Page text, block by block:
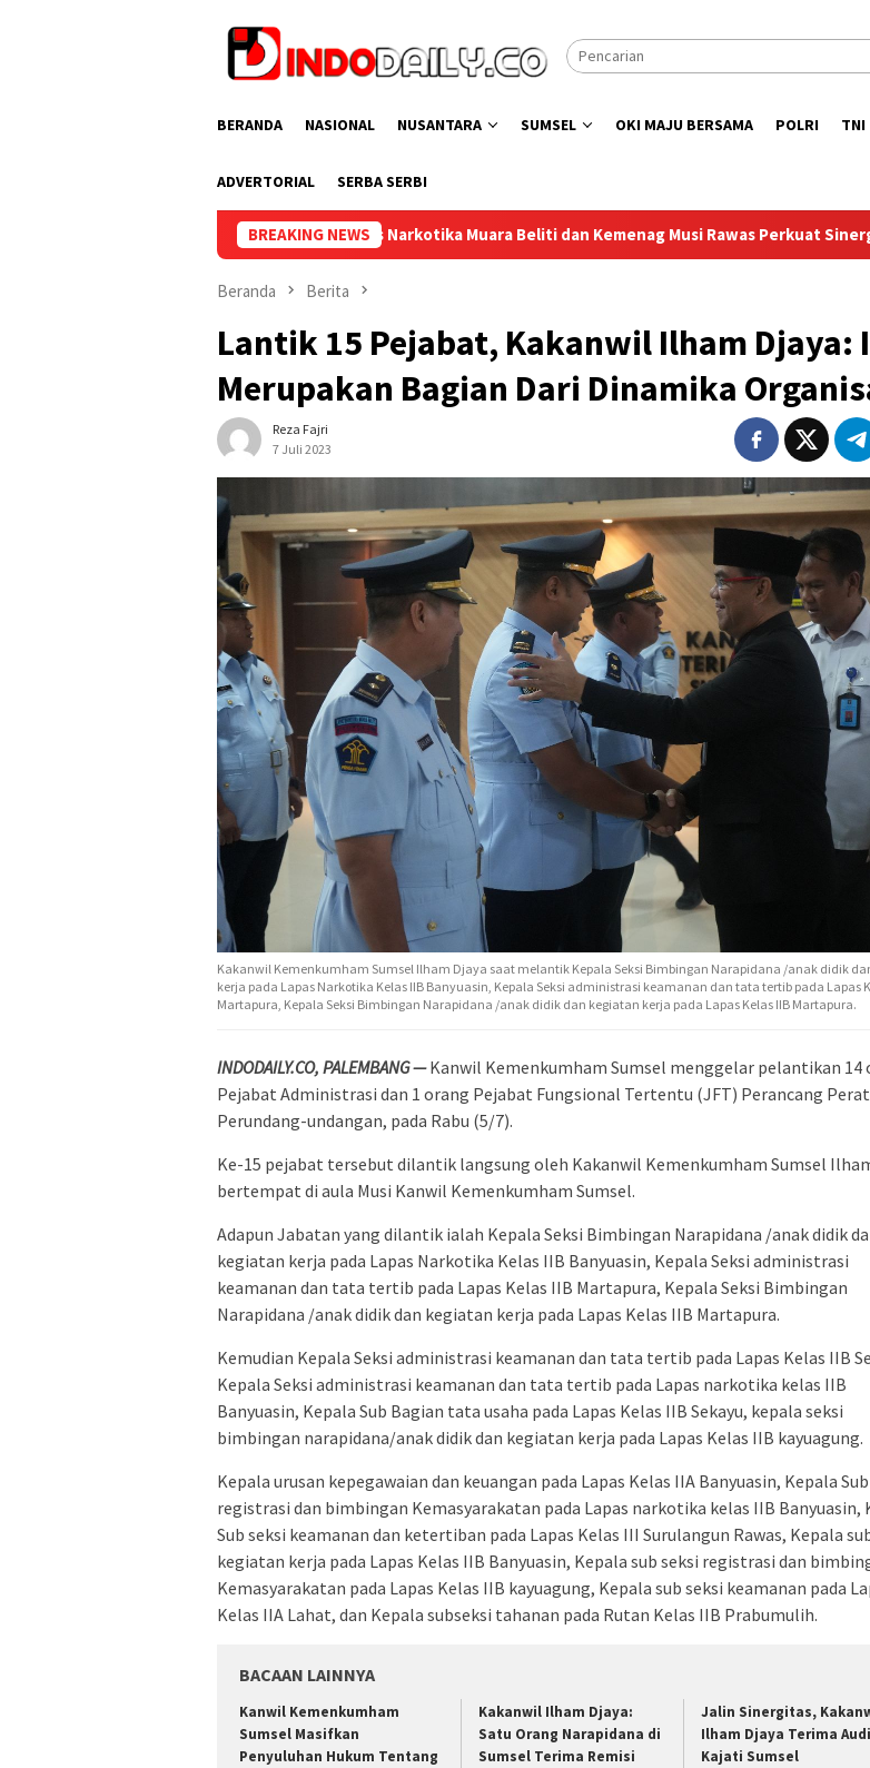
BERANDA NASIONAL NUSANTARA SUMSEL OKI MAJU BERSAMA POLRI TNI
ADVERTORIAL SERBA SERBI
BREAKING NEWS
Lapas Narkotika Muara Beliti dan Kemenag Musi Rawas Perkuat Sinergitas Demi Optimalisasi
Beranda Berita
Lantik 15 Pejabat, Kakanwil Ilham Djaya:
Merupakan Bagian Dari Dinamika
Reza Fajri
7 Juli 2023
Kakanwil Kemenkumham Sumsel Ilham Djaya saat melantik Kepala Seksi Bimbingan Narapidana /anak didik
kerja pada Lapas Narkotika Kelas IIB Banyuasin, Kepala Seksi administrasi keamanan dan tata tertib pada Lapas
Martapura, Kepala Seksi Bimbingan Narapidana /anak didik dan kegiatan kerja pada Lapas Kelas IIB Martapura.
INDODAILY.CO, PALEMBANG —Kanwil Kemenkumham Sumsel menggelar pelantikan 14
Pejabat Administrasi dan 1 orang Pejabat Fungsional Tertentu (JFT) Perancang
Perundang-undangan, pada Rabu (5/7).
Ke-15 pejabat tersebut dilantik langsung oleh Kakanwil Kemenkumham Sumsel
bertempat di aula Musi Kanwil Kemenkumham Sumsel.
Adapun Jabatan yang dilantik ialah Kepala Seksi Bimbingan Narapidana /anak didik
kegiatan kerja pada Lapas Narkotika Kelas IIB Banyuasin, Kepala Seksi administrasi
keamanan dan tata tertib pada Lapas Kelas IIB Martapura, Kepala Seksi Bimbingan
Narapidana /anak didik dan kegiatan kerja pada Lapas Kelas IIB Martapura.
Kemudian Kepala Seksi administrasi keamanan dan tata tertib pada Lapas Kelas IIB
Kepala Seksi administrasi keamanan dan tata tertib pada Lapas narkotika kelas IIB
Banyuasin, Kepala Sub Bagian tata usaha pada Lapas Kelas IIB Sekayu, kepala seksi
bimbingan narapidana/anak didik dan kegiatan kerja pada Lapas Kelas IIB kayuagung.
Kepala urusan kepegawaian dan keuangan pada Lapas Kelas IIA Banyuasin, Kepala
registrasi dan bimbingan Kemasyarakatan pada Lapas narkotika kelas IIB Banyuasin,
Sub seksi keamanan dan ketertiban pada Lapas Kelas III Surulangun Rawas, Kepala
kegiatan kerja pada Lapas Kelas IIB Banyuasin, Kepala sub seksi registrasi dan
Kemasyarakatan pada Lapas Kelas IIB kayuagung, Kepala sub seksi keamanan pada
Kelas IIA Lahat, dan Kepala subseksi tahanan pada Rutan Kelas IIB Prabumulih.
BACAAN LAINNYA
Kanwil Kemenkumham
Sumsel Masifkan
Penyuluhan Hukum Tentang
Kakanwil Ilham Djaya:
Satu Orang Narapidana di
Sumsel Terima Remisi
Jalin Sinergitas,
Ilham Djaya Terima
Kajati Sumsel